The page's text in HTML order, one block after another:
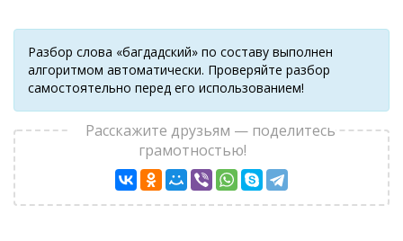
Разбор слова «багдадский» по составу выполнен
алгоритмом автоматически. Проверяйте разбор
самостоятельно перед его использованием!
Расскажите друзьям — поделитесь
грамотностью!